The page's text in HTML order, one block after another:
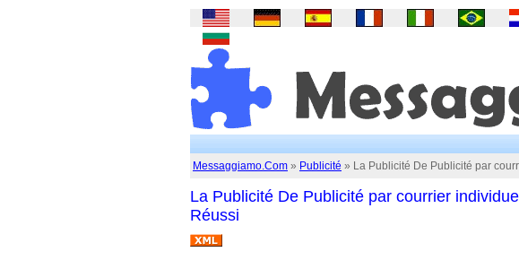
Messaggiamo.Com » Publicité » La Publicité De Publicité par
La Publicité De Publicité par courrier
Réussi